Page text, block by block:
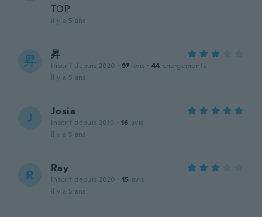
TOP
il y a 5 ans
昇 昇
Inscrit depuis 2020 · 97 avis · 44 chargements
il y a 5 ans
J Josia
Inscrit depuis 2019 · 16 avis
il y a 5 ans
R Ray
Inscrit depuis 2020 · 15 avis
il y a 5 ans